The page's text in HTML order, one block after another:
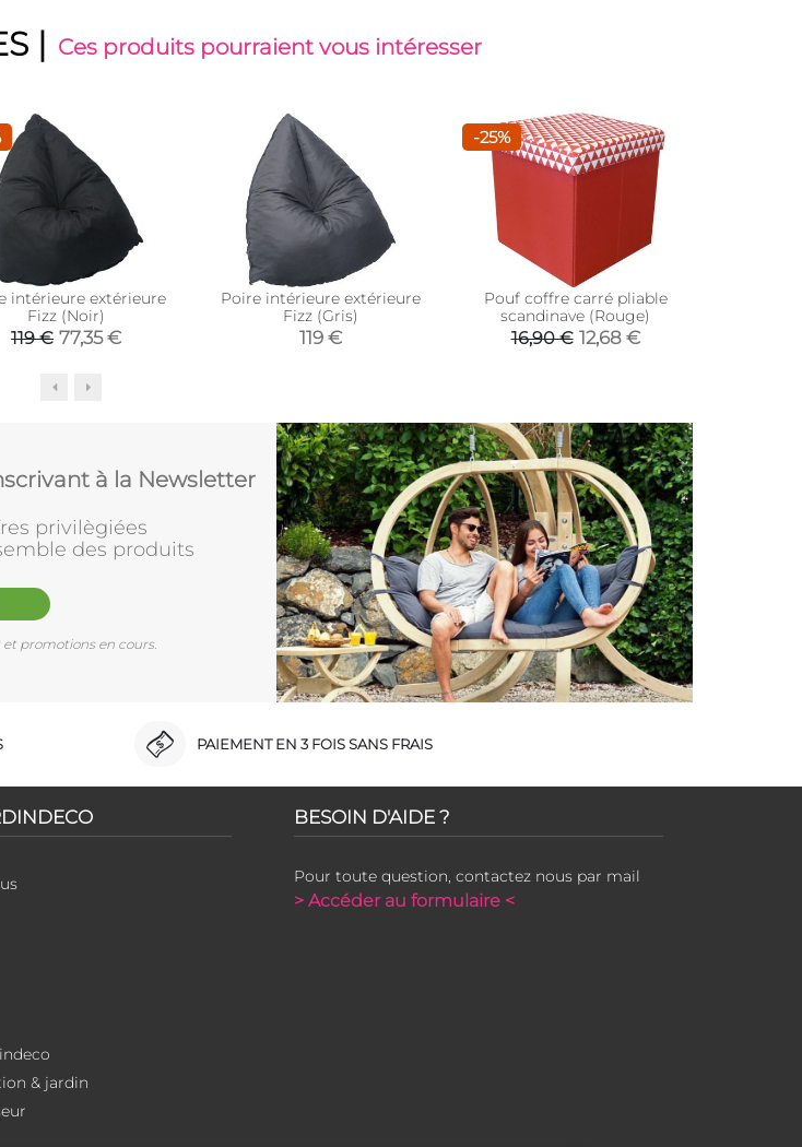
| Ces produits pourraient vous intéresser
intérieure extérieure
Fizz (Noir)
119 € 77,35 €
Poire intérieure extérieure
Fizz (Gris)
119 €
-25%
Pouf coffre carré pliable
scandinave (Rouge)
16,90 € 12,68 €
à la Newsletter
privilègiées
des produits
et promotions en cours.
PAIEMENT EN 3 FOIS SANS FRAIS
& jardin
BESOIN D'AIDE ?
Pour toute question, contactez nous par mail
> Accéder au formulaire <